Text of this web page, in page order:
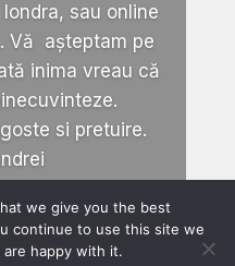
sau online
Vă așteptam pe
inima vreau că
si pretuire.
we give you the best
continue to use this site we
happy with it.